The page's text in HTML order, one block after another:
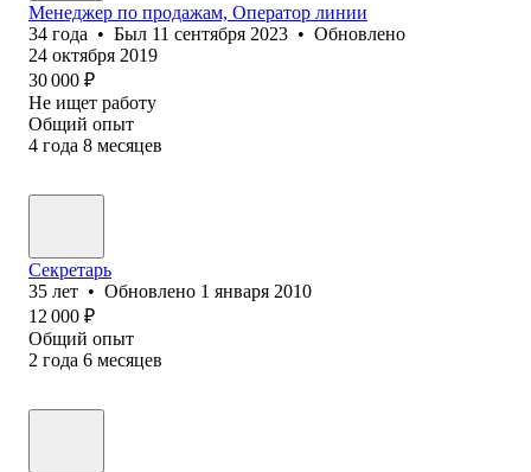
Менеджер по продажам, Оператор линии
34 года • Был 11 сентября 2023 • Обновлено
24 октября 2019
30 000 ₽
Не ищет работу
Общий опыт
4 года 8 месяцев
Секретарь
35 лет • Обновлено 1 января 2010
12 000 ₽
Общий опыт
2 года 6 месяцев